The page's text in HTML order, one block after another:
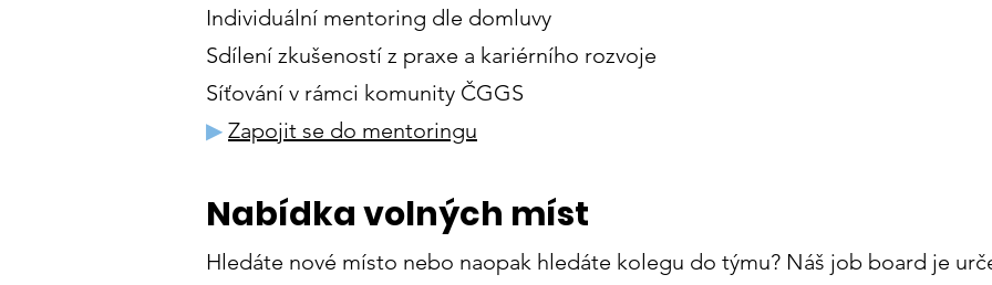
Individuální mentoring dle domluvy
Sdílení zkušeností z praxe a kariérního rozvoje
Síťování v rámci komunity ČGGS
▶ Zapojit se do mentoringu
Nabídka volných míst
Hledáte nové místo nebo naopak hledáte kolegu do týmu? Náš job board je